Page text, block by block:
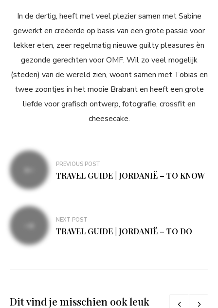
In de dertig, heeft met veel plezier samen met Sabine
gewerkt en creëerde op basis van een grote passie voor
lekker eten, zeer regelmatig nieuwe guilty pleasures èn
gezonde gerechten voor OMF. Wil zo veel mogelijk
(steden) van de wereld zien, woont samen met Tobias en
twee zoontjes in het mooie Brabant en heeft een grote
liefde voor grafisch ontwerp, fotografie, crossfit en
cheesecake.
Bericht
navigatie
PREVIOUS POST
TRAVEL GUIDE | JORDANIË – TO KNOW
NEXT POST
TRAVEL GUIDE | JORDANIË – TO DO
Dit vind je misschien ook leuk